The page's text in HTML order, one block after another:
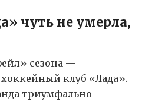
чуть не умерла,
сезона —
клуб «Лада».
триумфально